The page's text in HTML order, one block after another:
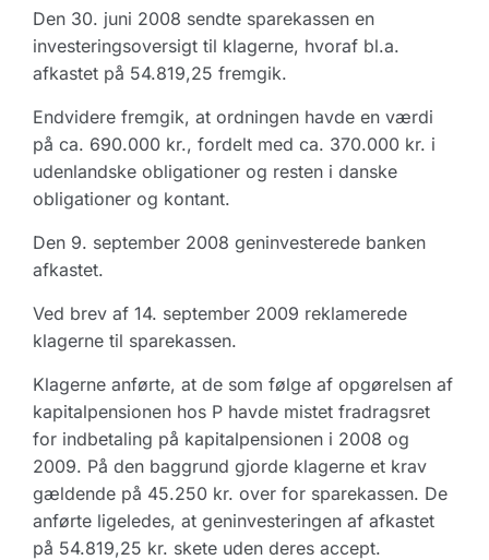
Den 30. juni 2008 sendte sparekassen en
investeringsoversigt til klagerne, hvoraf bl.a.
afkastet på 54.819,25 fremgik.
Endvidere fremgik, at ordningen havde en værdi
på ca. 690.000 kr., fordelt med ca. 370.000 kr. i
udenlandske obligationer og resten i danske
obligationer og kontant.
Den 9. september 2008 geninvesterede banken
afkastet.
Ved brev af 14. september 2009 reklamerede
klagerne til sparekassen.
Klagerne anførte, at de som følge af opgørelsen af
kapitalpensionen hos P havde mistet fradragsret
for indbetaling på kapitalpensionen i 2008 og
2009. På den baggrund gjorde klagerne et krav
gældende på 45.250 kr. over for sparekassen. De
anførte ligeledes, at geninvesteringen af afkastet
på 54.819,25 kr. skete uden deres accept.